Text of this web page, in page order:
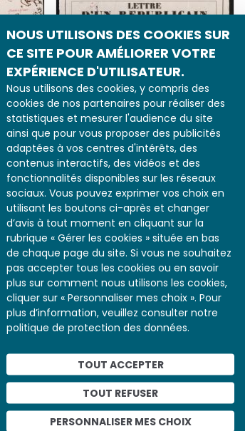
NOUS UTILISONS DES COOKIES SUR
CE SITE POUR AMÉLIORER VOTRE
EXPÉRIENCE D'UTILISATEUR.
Nous utilisons des cookies, y compris des
cookies de nos partenaires pour réaliser des
statistiques et mesurer l'audience du site
ainsi que pour vous proposer des publicités
adaptées à vos centres d'intérêts, des
contenus interactifs, des vidéos et des
fonctionnalités disponibles sur les réseaux
sociaux. Vous pouvez exprimer vos choix en
utilisant les boutons ci-après et changer
d’avis à tout moment en cliquant sur la
rubrique « Gérer les cookies » située en bas
de chaque page du site. Si vous ne souhaitez
pas accepter tous les cookies ou en savoir
plus sur comment nous utilisons les cookies,
cliquer sur « Personnaliser mes choix ». Pour
plus d’information, veuillez consulter notre
politique de protection des données.
TOUT ACCEPTER
TOUT REFUSER
PERSONNALISER MES CHOIX
Caricatures et pamphlets
politiques (1830-1835)
à